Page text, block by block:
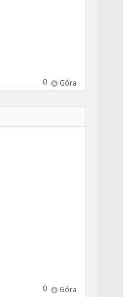
Góra
0
Góra
0